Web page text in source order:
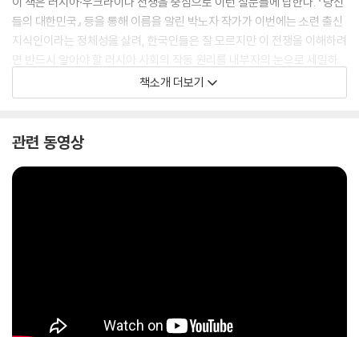
들의 대한민국』 등을 통해 이름을 알린 박노자 작가가 이번에는 소련 출신
지식인이라는 정체성을 살려, 한국인들은 잘 모르지만 이 전쟁을 이해하려
면 반드시 알아야 할 러시아 사회의 작동 원리를 내부자의 눈으로 세밀하
게 분석한다. 또한 지정학적 관점에서 일련의 전쟁을 다원 패권 시대로의
이행을 알리는 징후로 해석하며, 거대한 변화의 소용돌이 속에서 한국이
모습일지, 한국이 나아갈 길이 궁금한 독자들에게 이 책은 믿을 만한 나침
책소개 더보기
관련 동영상